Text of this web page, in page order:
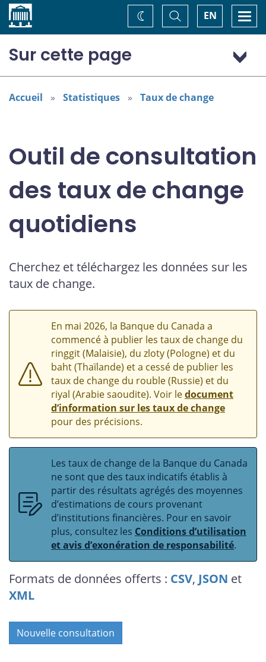
Accueil EN
Basculer
la
recherche
Changez
de
Sur cette page
Dollar (États-Unis) (USD)
Euro (Europe) (EUR)
Accueil Statistiques Taux de change
Outil de consultation
des taux de change
quotidiens
Cherchez et téléchargez les données sur les
taux de change.
En mai 2026, la Banque du Canada a
commencé à publier les taux de change du
ringgit (Malaisie), du zloty (Pologne) et du
baht (Thaïlande) et a cessé de publier les
taux de change du rouble (Russie) et du
riyal (Arabie saoudite). Voir ledocument
d’information sur les taux de change
pour des précisions.
Les taux de change de la Banque du Canada
ne sont que des taux indicatifs établis à
partir des résultats agrégés des moyennes
d’estimations de cours provenant
d’institutions financières. Pour en savoir
plus, consultez les Conditions d’utilisation
et avis d’exonération de responsabilité.
Formats de données offerts : CSV, JSON et
XML
Nouvelle consultation